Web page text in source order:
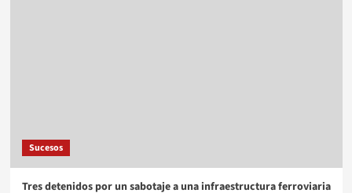
Sucesos
Tres detenidos por un sabotaje a una infraestructura ferroviaria